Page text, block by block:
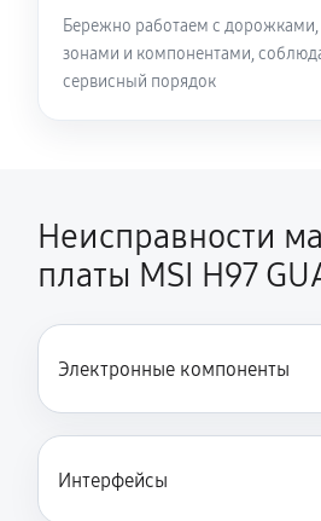
Бережно работаем с
зонами и компонентами,
сервисный порядок
Неисправности
платы MSI H97
Электронные компоненты
Интерфейсы